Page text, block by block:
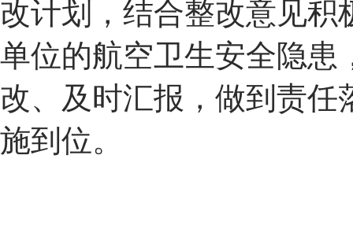
改计划，结合整改意见积
单位的航空卫生安全隐患
改、及时汇报，做到责任
施到位。